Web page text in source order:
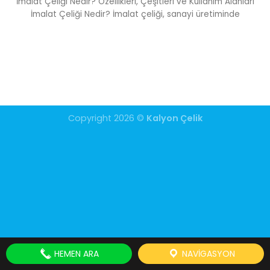
İmalat Çeliği Nedir? İmalat çeliği, sanayi üretiminde
Copyright 2026 © Kalyon Çelik
HEMEN ARA NAVIGASYON